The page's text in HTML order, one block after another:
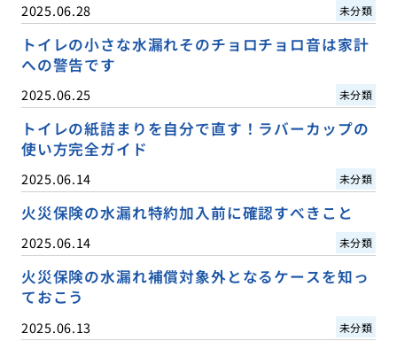
2025.06.28 未分類
トイレの小さな水漏れそのチョロチョロ音は家計
への警告です
2025.06.25 未分類
トイレの紙詰まりを自分で直す！ラバーカップの
使い方完全ガイド
2025.06.14 未分類
火災保険の水漏れ特約加入前に確認すべきこと
2025.06.14 未分類
火災保険の水漏れ補償対象外となるケースを知っ
ておこう
2025.06.13 未分類